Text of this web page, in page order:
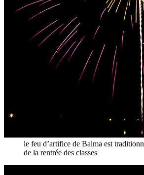
le feu d’artifice de Balma est
de la rentrée des classes